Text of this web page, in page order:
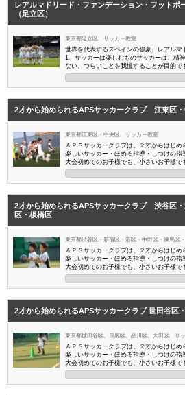
レアルマドリード・ファンデーション・フット
（足立区）
東京都足立区 サッカー教室
世界を代表するスペインの強豪、レアルマ
1、サッカーは楽しむものサッカーは、精
ない。つらいことを我慢することが目的
2才から始められるAPSサッカークラブ 江東区
東京都江東区・中央区 サッカー教室
ＡＰＳサッカークラブは、２才からはじ
楽しいサッカー・ほめる指導・しつけの
大会初めてのお子様でも、小さいお子様
2才から始められるAPSサッカークラブ 渋谷区
区・板橋区
東京都渋谷区・新宿区・港区・中野区・練馬
ＡＰＳサッカークラブは、２才からはじ
楽しいサッカー・ほめる指導・しつけの
大会初めてのお子様でも、小さいお子様
2才から始められるAPSサッカークラブ 世田谷区
東京都世田谷区、目黒区、品川区、大田区 サ
ＡＰＳサッカークラブは、２才からはじ
楽しいサッカー・ほめる指導・しつけの
大会初めてのお子様でも、小さいお子様